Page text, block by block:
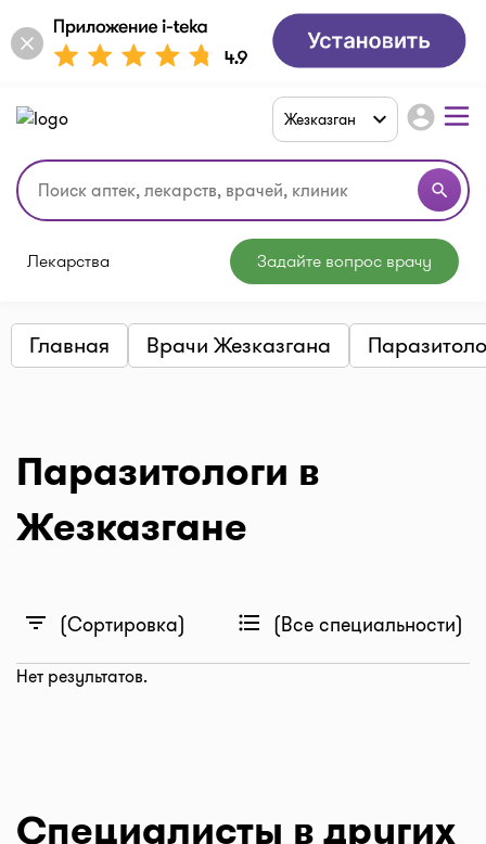
search
Жезказган account_circle
Лекарства Задайте вопрос врачу
Главная Врачи Жезказгана
Паразитологи в
Жезказгане
filter_list (Сортировка) format_list_bulleted (Все специальности)
Нет результатов.
Специалисты в других